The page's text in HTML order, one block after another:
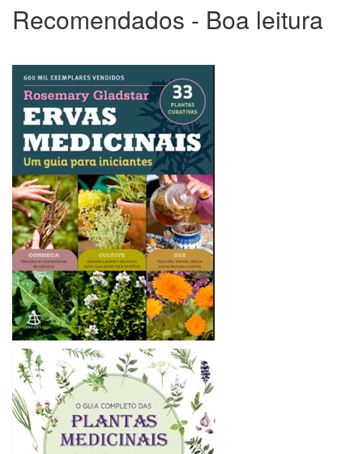
Recomendados - Boa leitura